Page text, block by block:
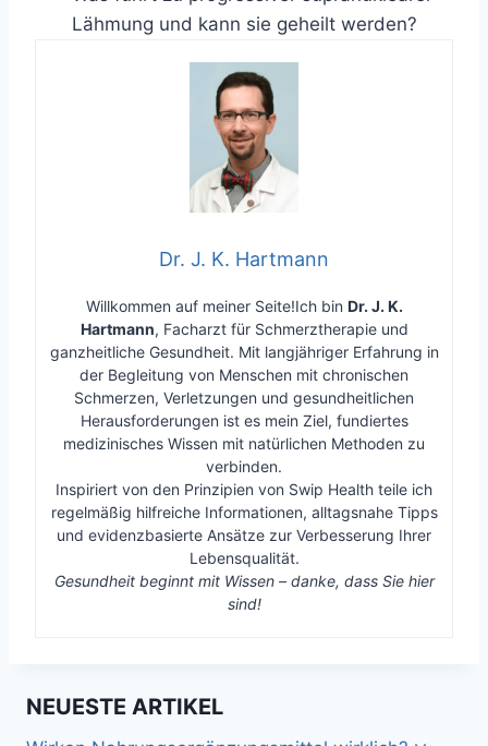
Lähmung und kann sie geheilt werden?
Dr. J. K. Hartmann
Willkommen auf meiner Seite!Ich bin Dr. J. K.
Hartmann, Facharzt für Schmerztherapie und
ganzheitliche Gesundheit. Mit langjähriger Erfahrung in
der Begleitung von Menschen mit chronischen
Schmerzen, Verletzungen und gesundheitlichen
Herausforderungen ist es mein Ziel, fundiertes
medizinisches Wissen mit natürlichen Methoden zu
verbinden.
Inspiriert von den Prinzipien von Swip Health teile ich
regelmäßig hilfreiche Informationen, alltagsnahe Tipps
und evidenzbasierte Ansätze zur Verbesserung Ihrer
Lebensqualität.
Gesundheit beginnt mit Wissen – danke, dass Sie hier
sind!
NEUESTE ARTIKEL